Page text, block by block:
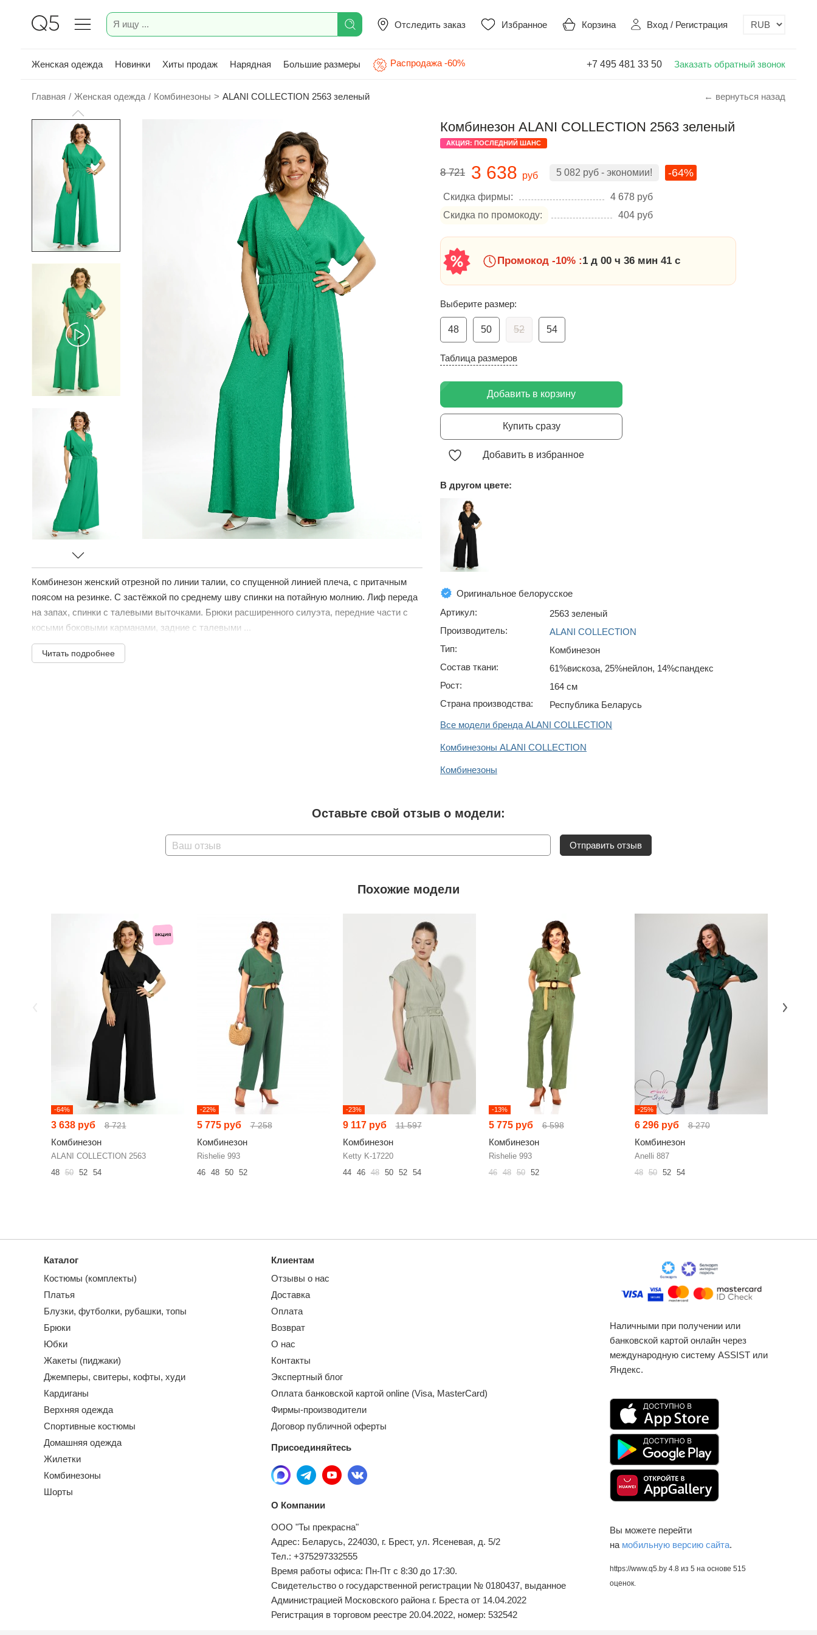
Отследить заказ Избранное Корзина Вход / Регистрация
Женская одежда Новинки Хиты продаж Нарядная Большие размеры Распродажа -60% +7 495 481 33 50 Заказать обратный звонок
Главная / Женская одежда / Комбинезоны > ALANI COLLECTION 2563 зеленый ← вернуться назад
Комбинезон женский отрезной по линии талии, со спущенной линией плеча, с притачным
поясом на резинке. С застёжкой по среднему шву спинки на потайную молнию. Лиф переда
на запах, спинки с талевыми выточками. Брюки расширенного силуэта, передние части с
косыми боковыми карманами, задние с талевыми ...
Читать подробнее
Комбинезон ALANI COLLECTION 2563 зеленый
АКЦИЯ: ПОСЛЕДНИЙ ШАНС
8 721 3 638 руб 5 082 руб - экономии! -64%
Скидка фирмы: 4 678 руб
Скидка по промокоду:
404 руб
Промокод -10% :1 д 00 ч 36 мин 41 с
Выберите размер:
48 50 52 54
Таблица размеров
Добавить в корзину
Купить сразу
Добавить в избранное
В другом цвете:
Оригинальное белорусское
Артикул:
2563 зеленый
Производитель:
ALANI COLLECTION
Тип:
Комбинезон
Состав ткани:
61%вискоза, 25%нейлон, 14%спандекс
Рост:
164 см
Страна производства:
Республика Беларусь
Все модели бренда ALANI COLLECTION
Комбинезоны ALANI COLLECTION
Комбинезоны
Оставьте свой отзыв о модели:
Ваш отзыв Отправить отзыв
Похожие модели
-64%
3 638 руб 8 721
Комбинезон
ALANI COLLECTION 2563
48 50 52 54
-22%
5 775 руб 7 258
Комбинезон
Rishelie 993
46
48 50 52
-23%
9 117 руб 11 597
Комбинезон
Ketty K-17220
44
46 48 50 52 54
-13%
5 775 руб 6 598
Комбинезон
Rishelie 993
46 48 50 52
-25%
6 296 руб 8 270
Комбинезон
Anelli 887
48 50 52 54
Каталог
Костюмы (комплекты)
Платья
Блузки, футболки, рубашки, топы
Брюки
Юбки
Жакеты (пиджаки)
Джемперы, свитеры, кофты, худи
Кардиганы
Верхняя одежда
Спортивные костюмы
Домашняя одежда
Жилетки
Комбинезоны
Шорты
Клиентам
Отзывы о нас
Доставка
Оплата
Возврат
О нас
Контакты
Экспертный блог
Оплата банковской картой online (Visa, MasterCard)
Фирмы-производители
Договор публичной оферты
Присоединяйтесь
О Компании
ООО "Ты прекрасна"
Адрес: Беларусь, 224030, г. Брест, ул. Ясеневая, д. 5/2
Тел.: +375297332555
Время работы офиса: Пн-Пт с 8:30 до 17:30.
Свидетельство о государственной регистрации № 0180437, выданное
Администрацией Московского района г. Бреста от 14.04.2022
Регистрация в торговом реестре 20.04.2022, номер: 532542
Наличными при получении или
банковской картой онлайн через
международную систему ASSIST или
Яндекс.
Вы можете перейти
на мобильную версию сайта.
https://www.q5.by 4.8 из 5 на основе 515
оценок.